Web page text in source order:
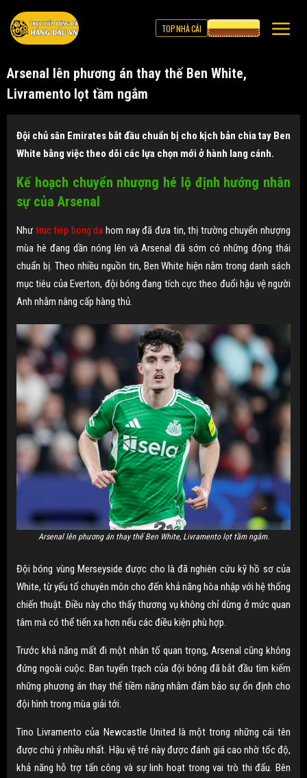
TOP NHÀ CÁI CƯỢC 8XBET
Arsenal lên phương án thay thế Ben White,
Livramento lọt tầm ngắm
Đội chủ sân Emirates bắt đầu chuẩn bị cho kịch bản chia tay Ben
White bằng việc theo dõi các lựa chọn mới ở hành lang cánh.
Kế hoạch chuyển nhượng hé lộ định hướng nhân
sự của Arsenal
Nhưtruc tiep bong da hom nay đã đưa tin,thị trường chuyển nhượng
mùa hè đang dần nóng lên và Arsenal đã sớm có những động thái
chuẩn bị. Theo nhiều nguồn tin, Ben White hiện nằm trong danh sách
mục tiêu của Everton, đội bóng đang tích cực theo đuổi hậu vệ người
Anh nhằm nâng cấp hàng thủ.
Arsenal lên phương án thay thế Ben White, Livramento lọt tầm ngắm.
Đội bóng vùng Merseyside được cho là đã nghiên cứu kỹ hồ sơ của
White, từ yếu tố chuyên môn cho đến khả năng hòa nhập với hệ thống
chiến thuật. Điều này cho thấy thương vụ không chỉ dừng ở mức quan
tâm mà có thể tiến xa hơn nếu các điều kiện phù hợp.
Trước khả năng mất đi một nhân tố quan trọng, Arsenal cũng không
đứng ngoài cuộc. Ban tuyển trạch của đội bóng đã bắt đầu tìm kiếm
những phương án thay thế tiềm năng nhằm đảm bảo sự ổn định cho
đội hình trong mùa giải tới.
Tino Livramento của Newcastle United là một trong những cái tên
được chú ý nhiều nhất. Hậu vệ trẻ này được đánh giá cao nhờ tốc độ,
khả năng hỗ trợ tấn công và sự linh hoạt trong vai trò thi đấu. Bên